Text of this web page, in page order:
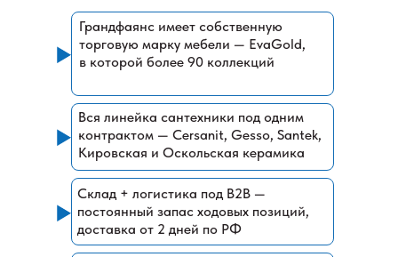
Грандфаянс имеет собственную
торговую марку мебели — EvaGold,
в которой более 90 коллекций
Вся линейка сантехники под одним
контрактом — Cersanit, Gesso, Santek,
Кировская и Оскольская керамика
Склад + логистика под B2B —
постоянный запас ходовых позиций,
доставка от 2 дней по РФ